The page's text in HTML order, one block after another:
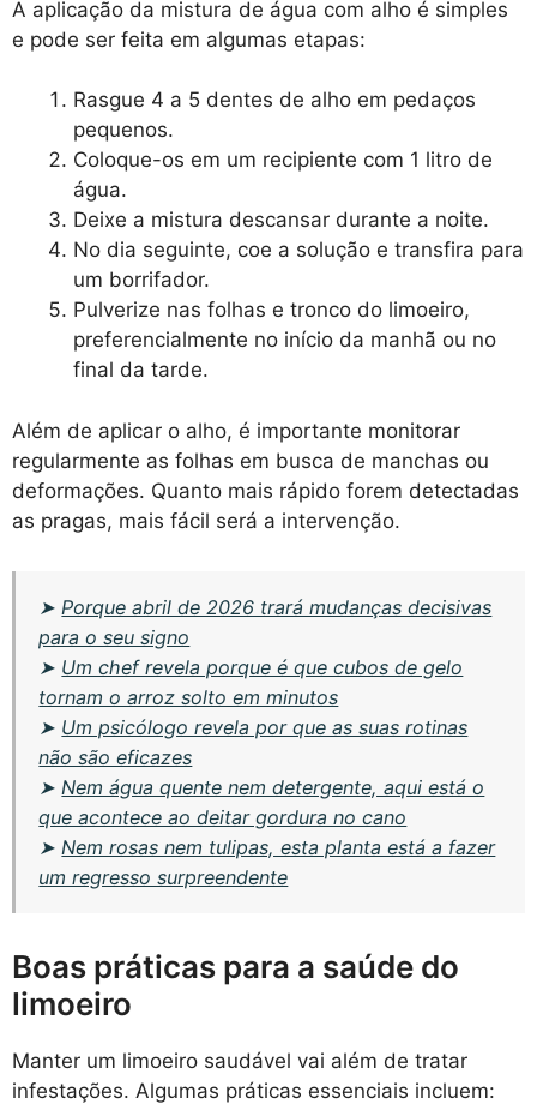
A aplicação da mistura de água com alho é simples
e pode ser feita em algumas etapas:
Rasgue 4 a 5 dentes de alho em pedaços
pequenos.
Coloque-os em um recipiente com 1 litro de
água.
Deixe a mistura descansar durante a noite.
No dia seguinte, coe a solução e transfira para
um borrifador.
Pulverize nas folhas e tronco do limoeiro,
preferencialmente no início da manhã ou no
final da tarde.
Além de aplicar o alho, é importante monitorar
regularmente as folhas em busca de manchas ou
deformações. Quanto mais rápido forem detectadas
as pragas, mais fácil será a intervenção.
➤ Porque abril de 2026 trará mudanças decisivas
para o seu signo
➤ Um chef revela porque é que cubos de gelo
tornam o arroz solto em minutos
➤ Um psicólogo revela por que as suas rotinas
não são eficazes
➤ Nem água quente nem detergente, aqui está o
que acontece ao deitar gordura no cano
➤ Nem rosas nem tulipas, esta planta está a fazer
um regresso surpreendente
Boas práticas para a saúde do
limoeiro
Manter um limoeiro saudável vai além de tratar
infestações. Algumas práticas essenciais incluem: